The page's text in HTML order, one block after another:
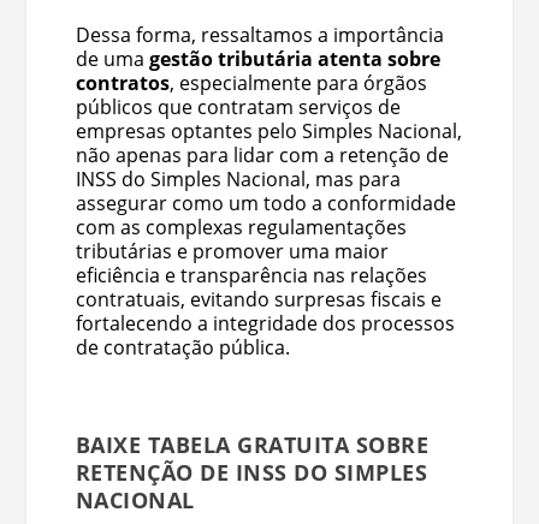
Dessa forma, ressaltamos a importância
de uma gestão tributária atenta sobre
contratos, especialmente para órgãos
públicos que contratam serviços de
empresas optantes pelo Simples Nacional,
não apenas para lidar com a retenção de
INSS do Simples Nacional, mas para
assegurar como um todo a conformidade
com as complexas regulamentações
tributárias e promover uma maior
eficiência e transparência nas relações
contratuais, evitando surpresas fiscais e
fortalecendo a integridade dos processos
de contratação pública.
BAIXE TABELA GRATUITA SOBRE
RETENÇÃO DE INSS DO SIMPLES
NACIONAL